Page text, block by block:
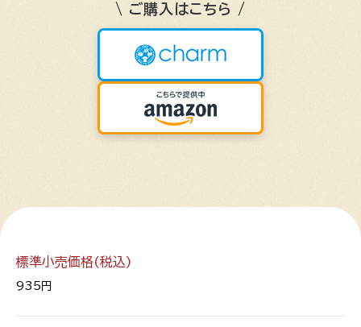
\ ご購入はこちら /
標準小売価格(税込)
935円